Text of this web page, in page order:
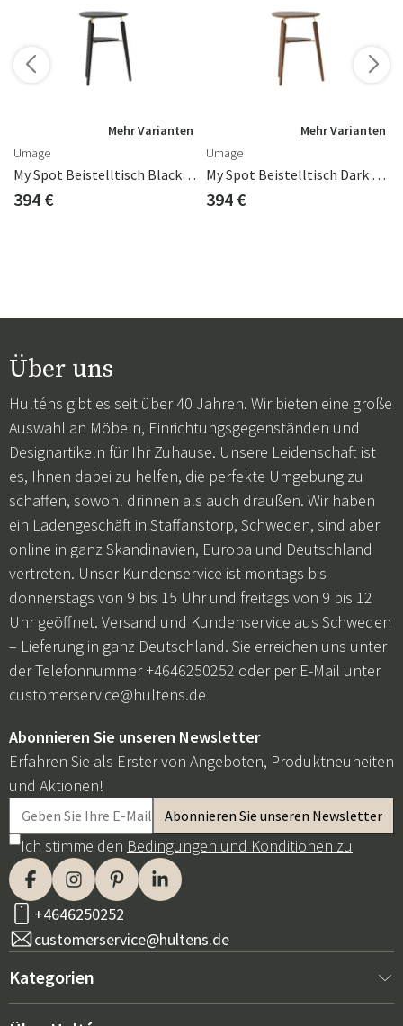
Mehr Varianten
Umage
My Spot Beistelltisch Black Oak
394 €
Mehr Varianten
Umage
My Spot Beistelltisch Dark Oak
394 €
Über uns
Hulténs gibt es seit über 40 Jahren. Wir bieten eine große
Auswahl an Möbeln, Einrichtungsgegenständen und
Designartikeln für Ihr Zuhause. Unsere Leidenschaft ist
es, Ihnen dabei zu helfen, die perfekte Umgebung zu
schaffen, sowohl drinnen als auch draußen. Wir haben
ein Ladengeschäft in Staffanstorp, Schweden, sind aber
online in ganz Skandinavien, Europa und Deutschland
vertreten. Unser Kundenservice ist montags bis
donnerstags von 9 bis 15 Uhr und freitags von 9 bis 12
Uhr geöffnet. Versand und Kundenservice aus Schweden
– Lieferung in ganz Deutschland. Sie erreichen uns unter
der Telefonnummer +4646250252 oder per E-Mail unter
customerservice@hultens.de
Abonnieren Sie unseren Newsletter
Erfahren Sie als Erster von Angeboten, Produktneuheiten
und Aktionen!
Ich stimme den Bedingungen und Konditionen zu
+4646250252
customerservice@hultens.de
Kategorien